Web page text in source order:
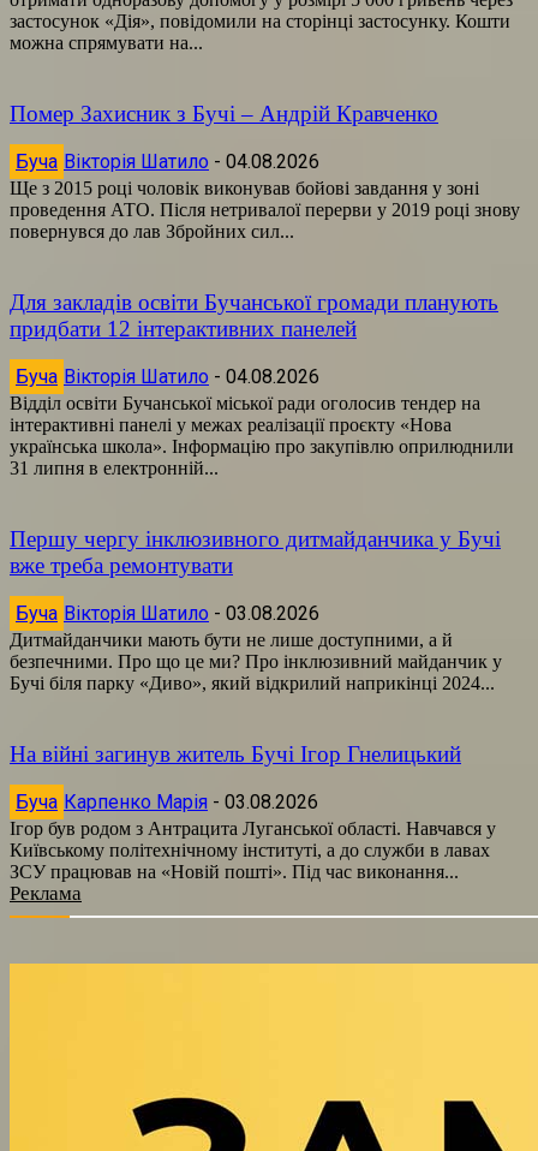
застосунок «Дія», повідомили на сторінці застосунку. Кошти
можна спрямувати на...
Помер Захисник з Бучі – Андрій Кравченко
Буча Вікторія Шатило - 04.08.2026
Ще з 2015 році чоловік виконував бойові завдання у зоні
проведення АТО. Після нетривалої перерви у 2019 році знову
повернувся до лав Збройних сил...
Для закладів освіти Бучанської громади планують
придбати 12 інтерактивних панелей
Буча Вікторія Шатило - 04.08.2026
Відділ освіти Бучанської міської ради оголосив тендер на
інтерактивні панелі у межах реалізації проєкту «Нова
українська школа». Інформацію про закупівлю оприлюднили
31 липня в електронній...
Першу чергу інклюзивного дитмайданчика у Бучі
вже треба ремонтувати
Буча Вікторія Шатило - 03.08.2026
Дитмайданчики мають бути не лише доступними, а й
безпечними. Про що це ми? Про інклюзивний майданчик у
Бучі біля парку «Диво», який відкрилий наприкінці 2024...
На війні загинув житель Бучі Ігор Гнелицький
Буча Карпенко Марія - 03.08.2026
Ігор був родом з Антрацита Луганської області. Навчався у
Київському політехнічному інституті, а до служби в лавах
ЗСУ працював на «Новій пошті». Під час виконання...
Реклама